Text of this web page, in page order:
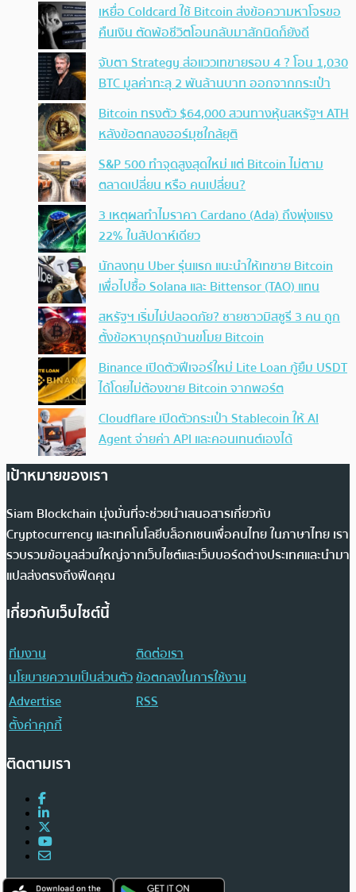
เหยื่อ Coldcard ใช้ Bitcoin ส่งข้อความหาโจรขอ
คืนเงิน ตัดพ้อชีวิตโอนกลับมาสักนิดก็ยังดี
จับตา Strategy ส่อแววเทขายรอบ 4 ? โอน 1,030
BTC มูลค่าทะลุ 2 พันล้านบาท ออกจากกระเป๋า
Bitcoin ทรงตัว $64,000 สวนทางหุ้นสหรัฐฯ ATH
หลังข้อตกลงฮอร์มุซใกล้ยุติ
S&P 500 ทำจุดสูงสุดใหม่ แต่ Bitcoin ไม่ตาม
ตลาดเปลี่ยน หรือ คนเปลี่ยน?
3 เหตุผลทำไมราคา Cardano (Ada) ถึงพุ่งแรง
22% ในสัปดาห์เดียว
นักลงทุน Uber รุ่นแรก แนะนำให้เทขาย Bitcoin
เพื่อไปซื้อ Solana และ Bittensor (TAO) แทน
สหรัฐฯ เริ่มไม่ปลอดภัย? ชายชาวมิสซูรี 3 คน ถูก
ตั้งข้อหาบุกรุกบ้านขโมย Bitcoin
Binance เปิดตัวฟีเจอร์ใหม่ Lite Loan กู้ยืม USDT
ได้โดยไม่ต้องขาย Bitcoin จากพอร์ต
Cloudflare เปิดตัวกระเป๋า Stablecoin ให้ AI
Agent จ่ายค่า API และคอนเทนต์เองได้
เป้าหมายของเรา
Siam Blockchain มุ่งมั่นที่จะช่วยนำเสนอสารเกี่ยวกับ
Cryptocurrency และเทคโนโลยีบล็อกเชนเพื่อคนไทย ในภาษาไทย เรา
รวบรวมข้อมูลส่วนใหญ่จากเว็บไซต์และเว็บบอร์ดต่างประเทศและนำมา
แปลส่งตรงถึงฟีดคุณ
เกี่ยวกับเว็บไซต์นี้
ทีมงาน
ติดต่อเรา
นโยบายความเป็นส่วนตัวข้อตกลงในการใช้งาน
Advertise
RSS
ตั้งค่าคุกกี้
ติดตามเรา